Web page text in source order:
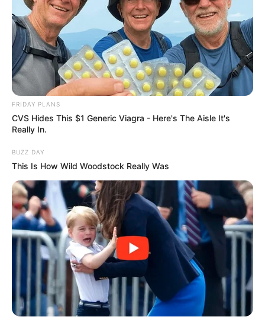
FRIDAY PLANS
CVS Hides This $1 Generic Viagra - Here's The Aisle It's
Really In.
BUZZ DAY
This Is How Wild Woodstock Really Was